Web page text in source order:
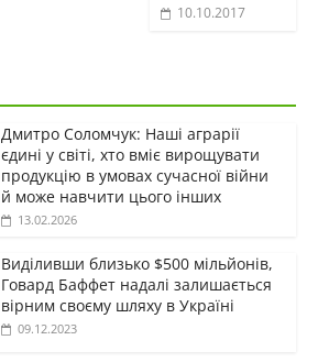
10.10.2017
Дмитро Соломчук: Наші аграрії
єдині у світі, хто вміє вирощувати
продукцію в умовах сучасної війни
й може навчити цього інших
13.02.2026
Виділивши близько $500 мільйонів,
Говард Баффет надалі залишається
вірним своєму шляху в Україні
09.12.2023